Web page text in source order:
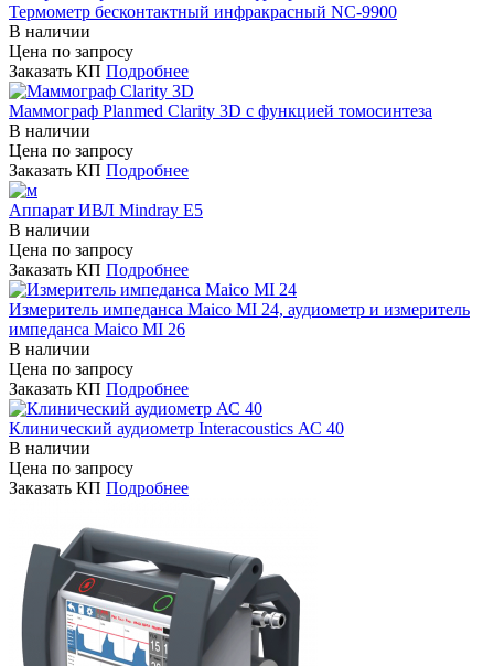
Термометр бесконтактный инфракрасный NC-9900
В наличии
Цена по запросу
Заказать КП Подробнее
Маммограф Planmed Clarity 3D с функцией томосинтеза
В наличии
Цена по запросу
Заказать КП Подробнее
Аппарат ИВЛ Mindray E5
В наличии
Цена по запросу
Заказать КП Подробнее
Измеритель импеданса Maico MI 24, аудиометр и измеритель
импеданса Maico MI 26
В наличии
Цена по запросу
Заказать КП Подробнее
Клинический аудиометр Interacoustics АС 40
В наличии
Цена по запросу
Заказать КП Подробнее